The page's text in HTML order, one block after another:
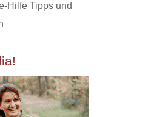
Hilfe Tipps und